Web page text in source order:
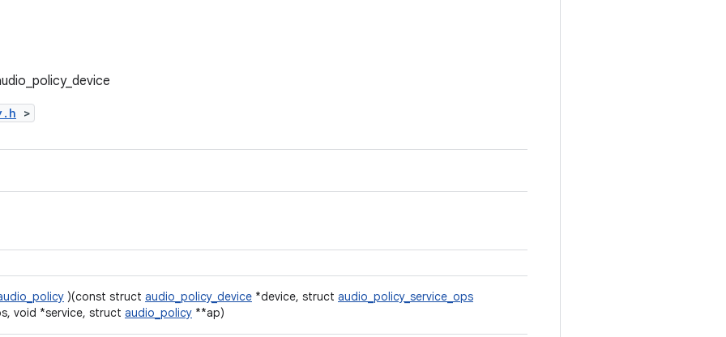
>
)(const struct audio_policy_device *device, struct audio_policy_service_ops
void *service, struct audio_policy **ap)